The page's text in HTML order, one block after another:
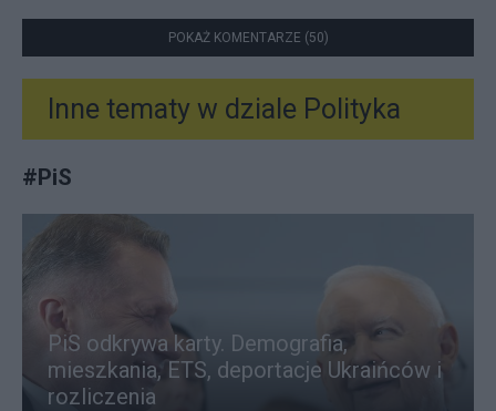
POKAŻ KOMENTARZE (50)
Inne tematy w dziale Polityka
#PiS
PiS odkrywa karty. Demografia,
mieszkania, ETS, deportacje Ukraińców i
rozliczenia